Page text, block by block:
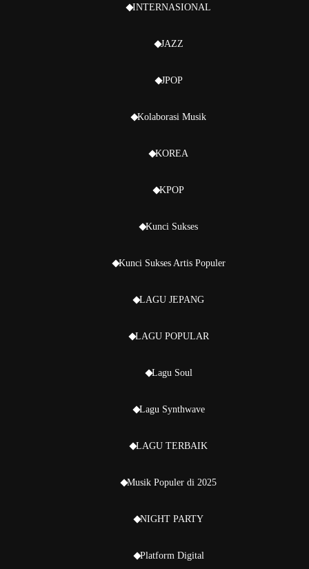
INTERNASIONAL
JAZZ
JPOP
Kolaborasi Musik
KOREA
KPOP
Kunci Sukses
Kunci Sukses Artis Populer
LAGU JEPANG
LAGU POPULAR
Lagu Soul
Lagu Synthwave
LAGU TERBAIK
Musik Populer di 2025
NIGHT PARTY
Platform Digital